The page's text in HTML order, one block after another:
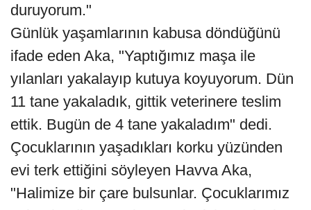
duruyorum."
Günlük yaşamlarının kabusa döndüğünü
ifade eden Aka, "Yaptığımız maşa ile
yılanları yakalayıp kutuya koyuyorum. Dün
11 tane yakaladık, gittik veterinere teslim
ettik. Bugün de 4 tane yakaladım" dedi.
Çocuklarının yaşadıkları korku yüzünden
evi terk ettiğini söyleyen Havva Aka,
"Halimize bir çare bulsunlar. Çocuklarımız